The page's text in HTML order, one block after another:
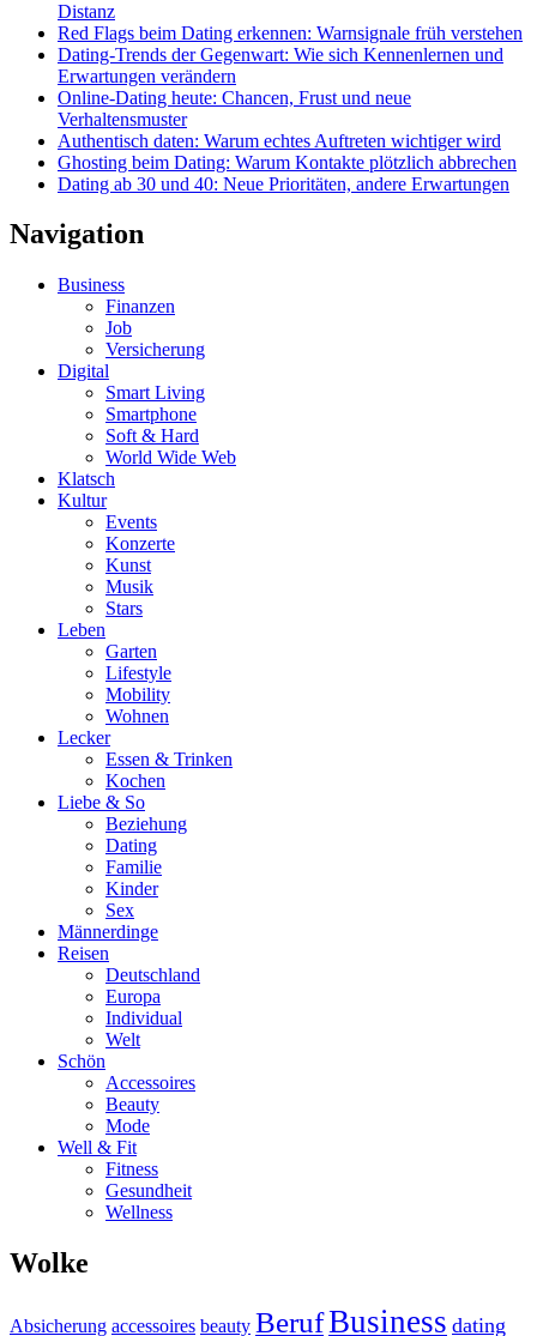
Distanz
Red Flags beim Dating erkennen: Warnsignale früh verstehen
Dating-Trends der Gegenwart: Wie sich Kennenlernen und
Erwartungen verändern
Online-Dating heute: Chancen, Frust und neue
Verhaltensmuster
Authentisch daten: Warum echtes Auftreten wichtiger wird
Ghosting beim Dating: Warum Kontakte plötzlich abbrechen
Dating ab 30 und 40: Neue Prioritäten, andere Erwartungen
Navigation
Business
Finanzen
Job
Versicherung
Digital
Smart Living
Smartphone
Soft & Hard
World Wide Web
Klatsch
Kultur
Events
Konzerte
Kunst
Musik
Stars
Leben
Garten
Lifestyle
Mobility
Wohnen
Lecker
Essen & Trinken
Kochen
Liebe & So
Beziehung
Dating
Familie
Kinder
Sex
Männerdinge
Reisen
Deutschland
Europa
Individual
Welt
Schön
Accessoires
Beauty
Mode
Well & Fit
Fitness
Gesundheit
Wellness
Wolke
Absicherung accessoires beauty BerufBusiness dating